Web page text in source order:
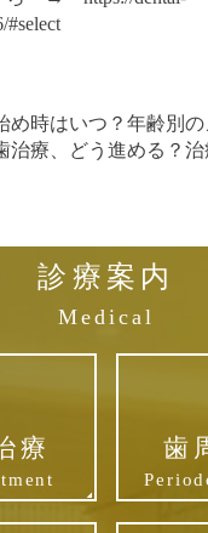
#select
め時はいつ？年齢別
治療、どう進める？
診療案内
Medical
療 歯